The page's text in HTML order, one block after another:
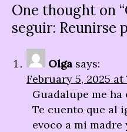
One thought on “
seguir: Reunirse
Olga says:
February 5, 2025 at
Guadalupe me
Te cuento que al
evoco a mi madre